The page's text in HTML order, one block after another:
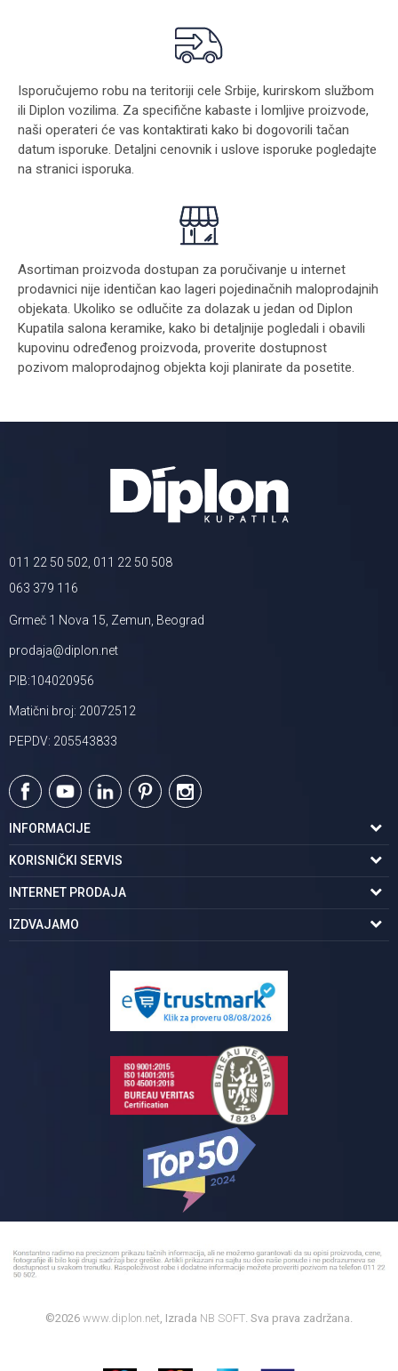
Isporučujemo robu na teritoriji cele Srbije, kurirskom službom
ili Diplon vozilima. Za specifične kabaste i lomljive proizvode,
naši operateri će vas kontaktirati kako bi dogovorili tačan
datum isporuke. Detaljni cenovnik i uslove isporuke pogledajte
na stranici isporuka.
Asortiman proizvoda dostupan za poručivanje u internet
prodavnici nije identičan kao lageri pojedinačnih maloprodajnih
objekata. Ukoliko se odlučite za dolazak u jedan od Diplon
Kupatila salona keramike, kako bi detaljnije pogledali i obavili
kupovinu određenog proizvoda, proverite dostupnost
pozivom maloprodajnog objekta koji planirate da posetite.
011 22 50 502, 011 22 50 508
063 379 116
Grmeč 1 Nova 15, Zemun, Beograd
prodaja@diplon.net
PIB:104020956
Matični broj: 20072512
PEPDV: 205543833
INFORMACIJE
O nama
Podaci o trgovcu
Karijera | postani deo tima
KORISNIČKI SERVIS
Uslovi korišćenja
Politika privatnosti
INTERNET PRODAJA
Kako kupiti
IZDVAJAMO
Pločice za kupatilo
©2026 www.diplon.net , Izrada NB SOFT . Sva prava zadržana.